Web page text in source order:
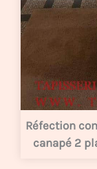
Réfection
canapé 2